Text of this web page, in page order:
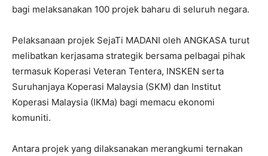
bagi melaksanakan 100 projek baharu di seluruh negara.
Pelaksanaan projek SejaTi MADANI oleh ANGKASA turut
melibatkan kerjasama strategik bersama pelbagai pihak
termasuk Koperasi Veteran Tentera, INSKEN serta
Suruhanjaya Koperasi Malaysia (SKM) dan Institut
Koperasi Malaysia (IKMa) bagi memacu ekonomi
komuniti.
Antara projek yang dilaksanakan merangkumi ternakan